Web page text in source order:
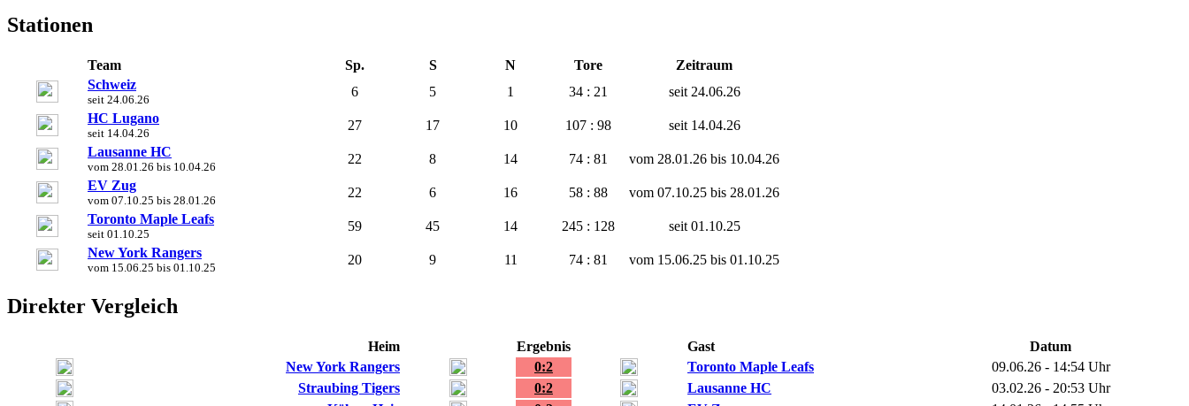
Stationen
Team Sp. S N Tore
Zeitraum
Schweiz
seit 24.06.26
6 5 1 34 : 21
seit 24.06.26
HC Lugano
seit 14.04.26
27 17 10 107 : 98
seit 14.04.26
Lausanne HC
vom 28.01.26 bis 10.04.26
22 8 14 74 : 81
vom 28.01.26 bis 10.04.26
EV Zug
vom 07.10.25 bis 28.01.26
22 6 16 58 : 88
vom 07.10.25 bis 28.01.26
Toronto Maple Leafs
seit 01.10.25
59 45 14 245 : 128
seit 01.10.25
New York Rangers
vom 15.06.25 bis 01.10.25
20 9 11 74 : 81 vom 15.06.25 bis 01.10.25
Direkter Vergleich
Heim Ergebnis Gast
Datum
New York Rangers
0:2 Toronto Maple Leafs
09.06.26 - 14:54 Uhr
Straubing Tigers
0:2 Lausanne HC
03.02.26 - 20:53 Uhr